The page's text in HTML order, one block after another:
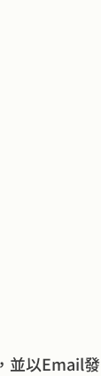
並以Email發